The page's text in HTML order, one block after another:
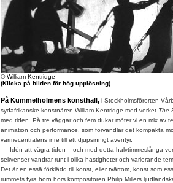
© William Kentridge
(Klicka på bilden för hög upplösning)
På Kummelholmens konsthall,i Stockholmsförorten
sydafrikanske konstnären William Kentridge med verket The
med tiden. På tre väggar och fem dukar möter vi en mix av
animation och performance, som förvandlar det kompakta
värmecentralens inre till ett djupsinnigt äventyr.
Idén att vägra tiden – och med detta halvtimmeslånga
sekvenser vandrar runt i olika hastigheter och varierande
Det är en essä förklädd till konst, eller tvärtom, konst som
rummets fyra hörn hörs kompositören Philip Millers